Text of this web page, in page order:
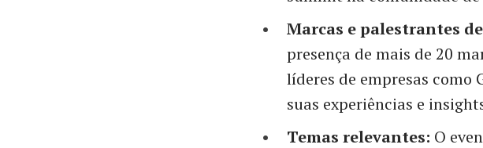
Marcas e palestrantes
presença de mais de 20
líderes de empresas como
suas experiências e
Temas relevantes: O